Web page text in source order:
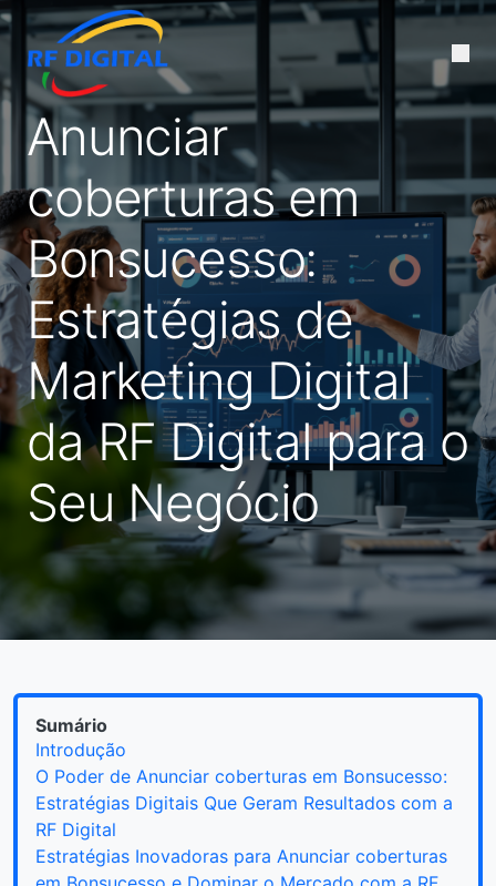
Anunciar
coberturas em
Bonsucesso:
Estratégias de
Marketing Digital
da RF Digital para o
Seu Negócio
Sumário
Introdução
O Poder de Anunciar coberturas em Bonsucesso:
Estratégias Digitais Que Geram Resultados com a
RF Digital
Estratégias Inovadoras para Anunciar coberturas